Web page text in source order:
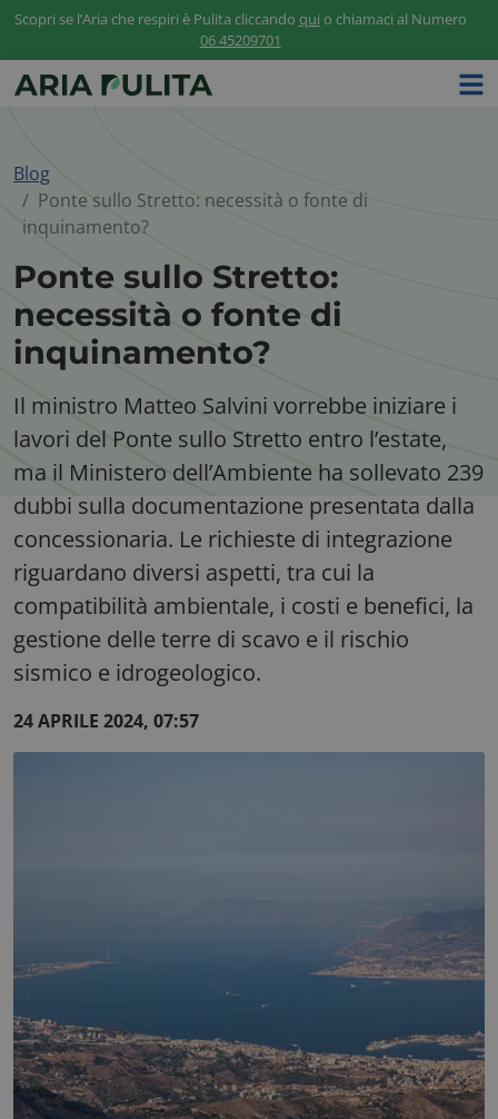
Scopri se l’Aria che respiri è Pulita cliccando qui o chiamaci al Numero
06 45209701
Blog
Ponte sullo Stretto: necessità o fonte di
inquinamento?
Ponte sullo Stretto:
necessità o fonte di
inquinamento?
Il ministro Matteo Salvini vorrebbe iniziare i
lavori del Ponte sullo Stretto entro l’estate,
ma il Ministero dell’Ambiente ha sollevato 239
dubbi sulla documentazione presentata dalla
concessionaria. Le richieste di integrazione
riguardano diversi aspetti, tra cui la
compatibilità ambientale, i costi e benefici, la
gestione delle terre di scavo e il rischio
sismico e idrogeologico.
24 APRILE 2024, 07:57